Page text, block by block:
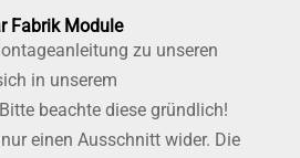
Fabrik Module
zu unseren
in unserem
beachte diese gründlich!
einen Ausschnitt wider. Die